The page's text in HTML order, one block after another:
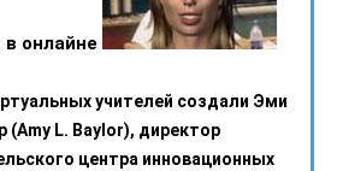
онлайне
учителей создали Эми
(Amy L. Baylor), директор
центра инновационных